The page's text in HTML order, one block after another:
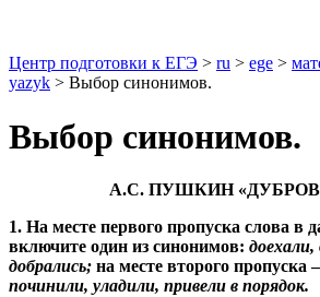
Центр подготовки к ЕГЭ > ru > ege >
yazyk > Выбор синонимов.
Выбор синонимов.
А.С. ПУШКИН
1. На месте первого пропуска слова в
включите один из синонимов:
добрались; на месте второго пропуска
починили, уладили, привели в порядок.